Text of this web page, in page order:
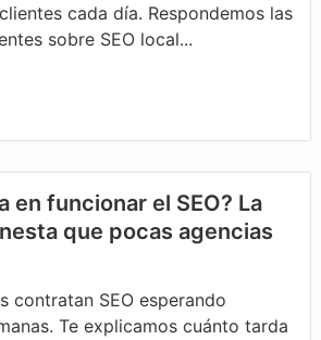
cada día. Respondemos las
sobre SEO local...
en funcionar el SEO? La
que pocas agencias
contratan SEO esperando
Te explicamos cuánto tarda